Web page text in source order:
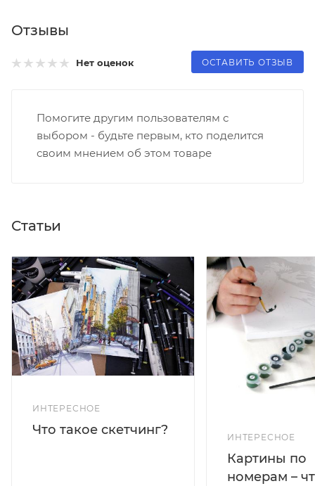
Отзывы
Нет оценок ОСТАВИТЬ ОТЗЫВ
Помогите другим пользователям с
выбором - будьте первым, кто поделится
своим мнением об этом товаре
Статьи
ИНТЕРЕСНОЕ
Что такое скетчинг?
ИНТЕРЕСНОЕ
Картины по
номерам –